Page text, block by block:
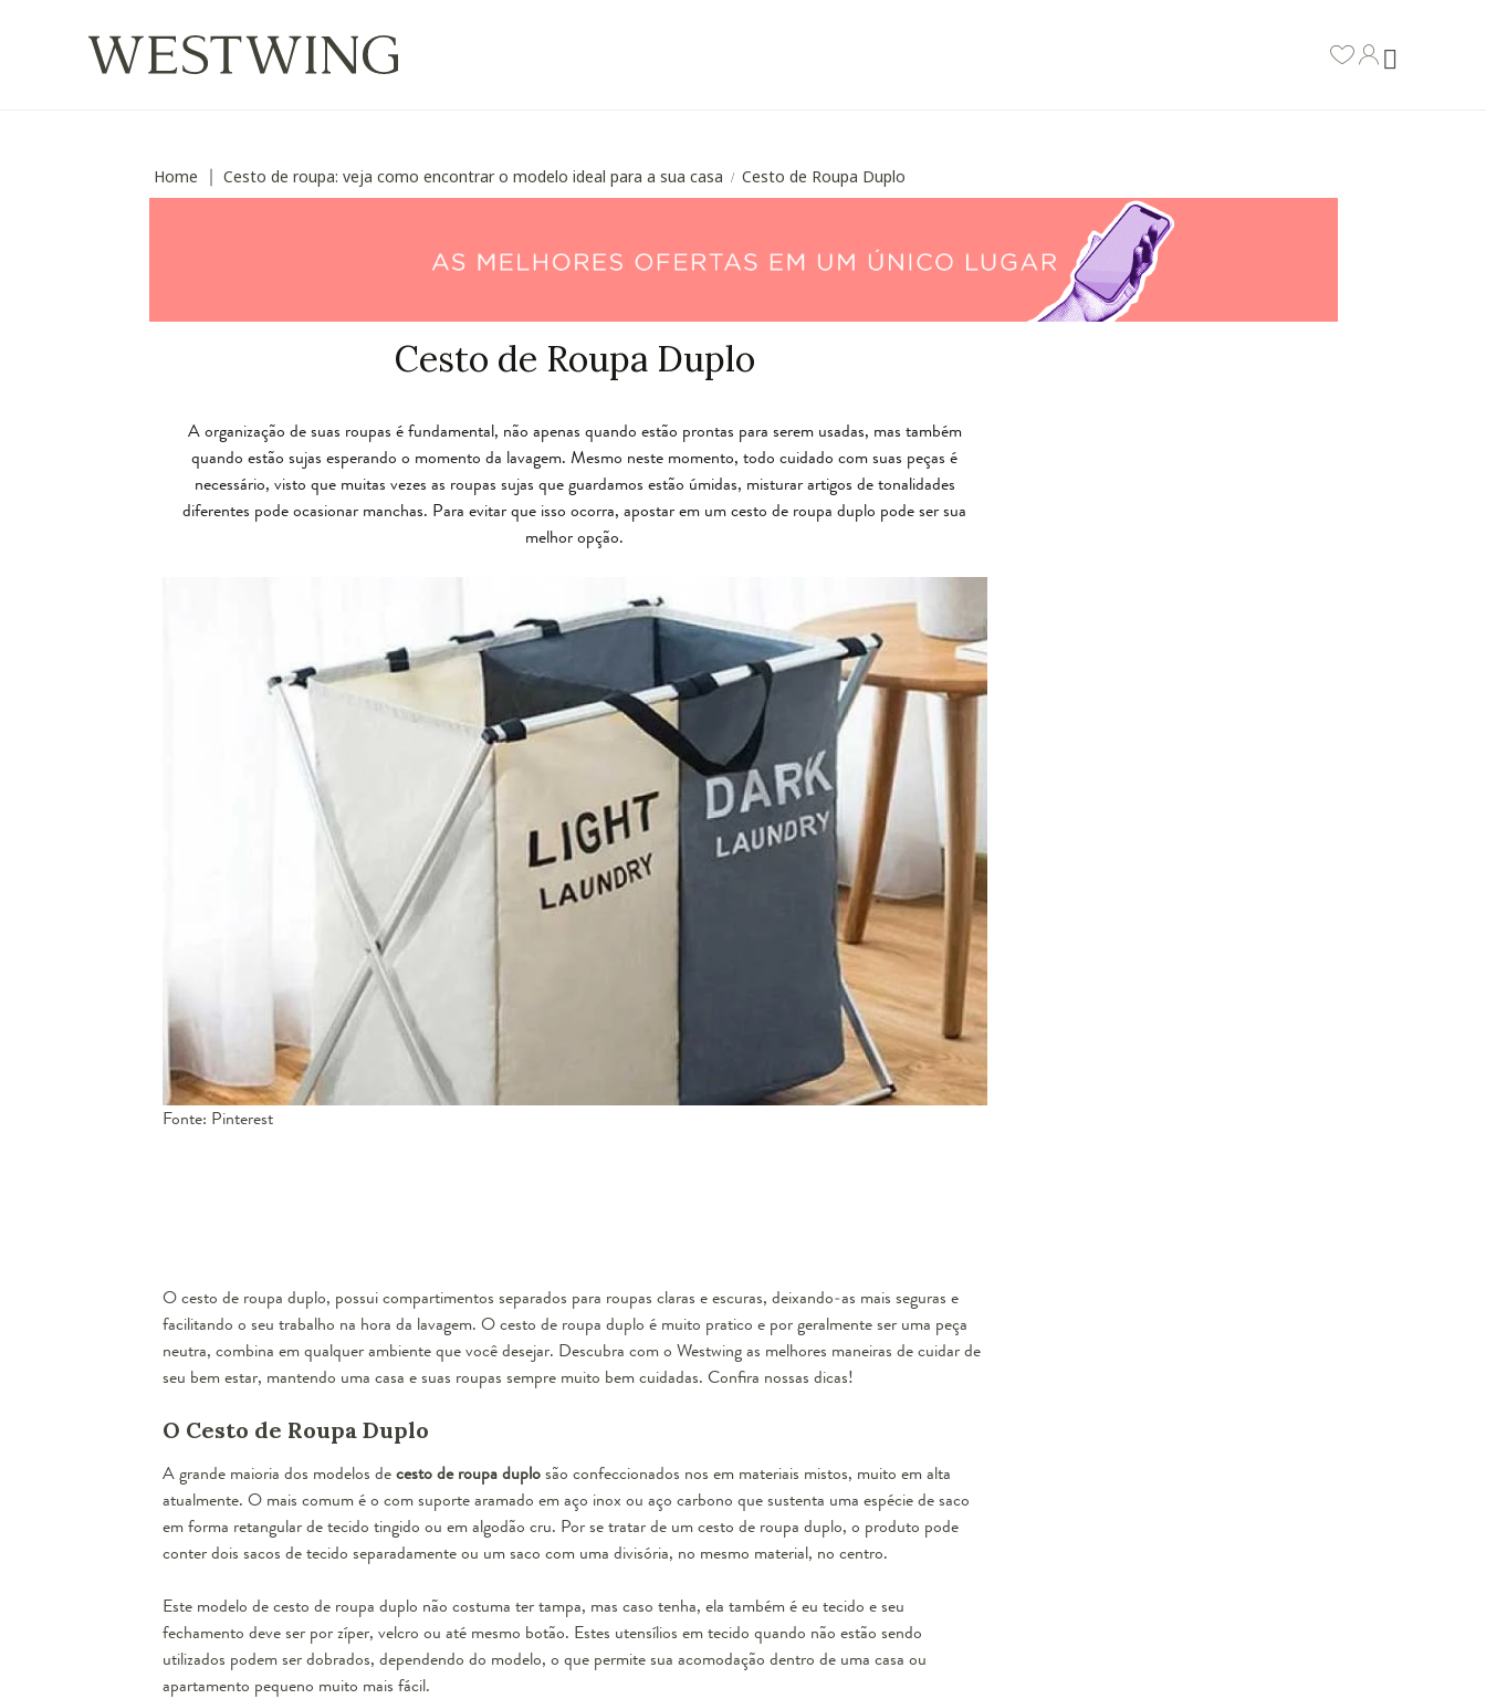
Home Cesto de roupa: veja como encontrar o modelo ideal para a sua casa / Cesto de Roupa Duplo
Cesto de Roupa Duplo
A organização de suas roupas é fundamental, não apenas quando estão prontas para serem usadas, mas também
quando estão sujas esperando o momento da lavagem. Mesmo neste momento, todo cuidado com suas peças é
necessário, visto que muitas vezes as roupas sujas que guardamos estão úmidas, misturar artigos de tonalidades
diferentes pode ocasionar manchas. Para evitar que isso ocorra, apostar em um cesto de roupa duplo pode ser sua
melhor opção.
Fonte: Pinterest
O cesto de roupa duplo, possui compartimentos separados para roupas claras e escuras, deixando-as mais seguras e
facilitando o seu trabalho na hora da lavagem. O cesto de roupa duplo é muito pratico e por geralmente ser uma peça
neutra, combina em qualquer ambiente que você desejar. Descubra com o Westwing as melhores maneiras de cuidar de
seu bem estar, mantendo uma casa e suas roupas sempre muito bem cuidadas. Confira nossas dicas!
O Cesto de Roupa Duplo
A grande maioria dos modelos decesto de roupa duplosão confeccionados nos em materiais mistos, muito em alta
atualmente. O mais comum é o com suporte aramado em aço inox ou aço carbono que sustenta uma espécie de saco
em forma retangular de tecido tingido ou em algodão cru. Por se tratar de um cesto de roupa duplo, o produto pode
conter dois sacos de tecido separadamente ou um saco com uma divisória, no mesmo material, no centro.
Este modelo de cesto de roupa duplo não costuma ter tampa, mas caso tenha, ela também é eu tecido e seu
fechamento deve ser por zíper, velcro ou até mesmo botão. Estes utensílios em tecido quando não estão sendo
utilizados podem ser dobrados, dependendo do modelo, o que permite sua acomodação dentro de uma casa ou
apartamento pequeno muito mais fácil.